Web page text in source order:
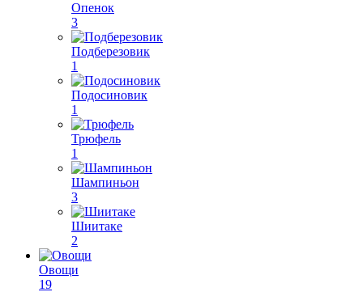
Опенок
3
Подберезовик
1
Подосиновик
1
Трюфель
1
Шампиньон
3
Шиитаке
2
Овощи
19